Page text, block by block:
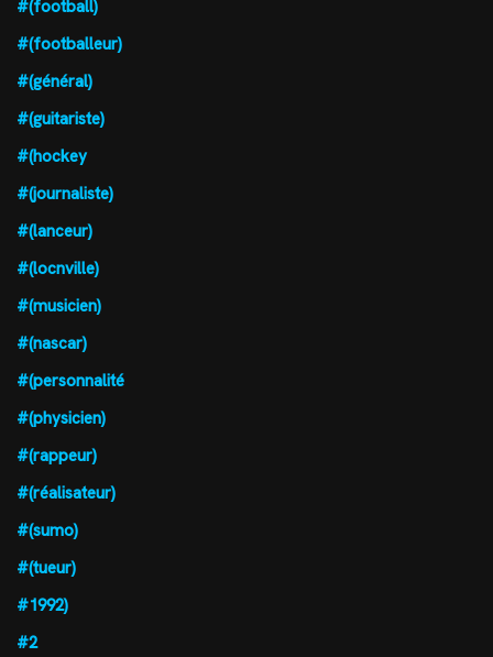
#(football)
#(footballeur)
#(général)
#(guitariste)
#(hockey
#(journaliste)
#(lanceur)
#(locnville)
#(musicien)
#(nascar)
#(personnalité
#(physicien)
#(rappeur)
#(réalisateur)
#(sumo)
#(tueur)
#1992)
#2